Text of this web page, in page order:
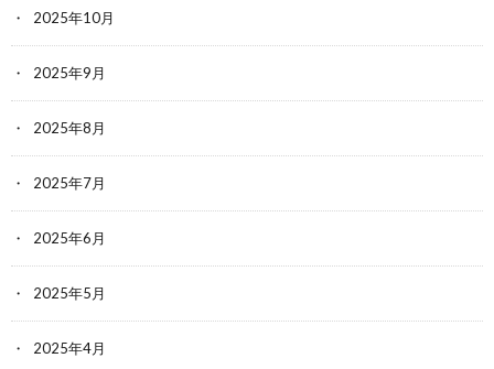
2025年10月
2025年9月
2025年8月
2025年7月
2025年6月
2025年5月
2025年4月